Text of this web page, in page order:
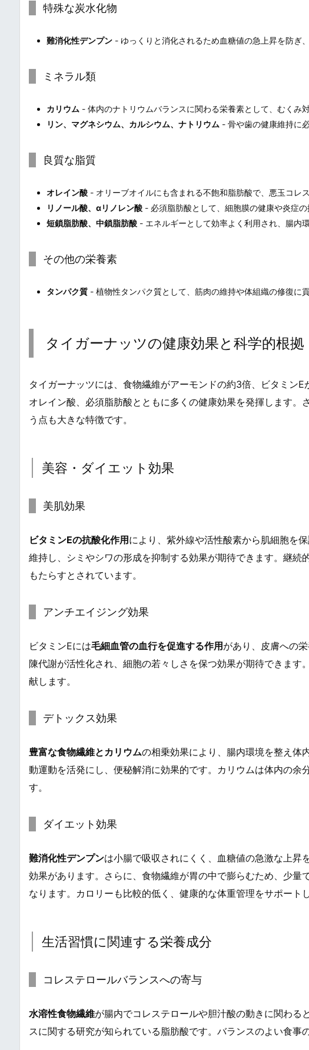
特殊な炭水化物
難消化性デンプン - ゆっくりと消化されるため血糖値の急上昇を防ぎ
ミネラル類
カリウム - 体内のナトリウムバランスに関わる栄養素として、むくみ
リン、マグネシウム、カルシウム、ナトリウム - 骨や歯の健康維持に
良質な脂質
オレイン酸 - オリーブオイルにも含まれる不飽和脂肪酸で、悪玉コレ
リノール酸、αリノレン酸 - 必須脂肪酸として、細胞膜の健康や炎症
短鎖脂肪酸、中鎖脂肪酸 - エネルギーとして効率よく利用され、腸内
その他の栄養素
タンパク質 - 植物性タンパク質として、筋肉の維持や体組織の修復に
タイガーナッツの健康効果と科学的根拠
タイガーナッツには、食物繊維がアーモンドの約3倍、ビタミン
オレイン酸、必須脂肪酸とともに多くの健康効果を発揮します
う点も大きな特徴です。
美容・ダイエット効果
美肌効果
ビタミンEの抗酸化作用 により、紫外線や活性酸素から肌細胞を
維持し、シミやシワの形成を抑制する効果が期待できます。継
もたらすとされています。
アンチエイジング効果
ビタミンEには毛細血管の血行を促進する作用 があり、皮膚への
陳代謝が活性化され、細胞の若々しさを保つ効果が期待できま
献します。
デトックス効果
豊富な食物繊維とカリウムの相乗効果により、腸内環境を整え体
動運動を活発にし、便秘解消に効果的です。カリウムは体内の余
す。
ダイエット効果
難消化性デンプンは小腸で吸収されにくく、血糖値の急激な上昇
効果があります。さらに、食物繊維が胃の中で膨らむため、少
なります。カロリーも比較的低く、健康的な体重管理をサポートし
生活習慣に関連する栄養成分
コレステロールバランスへの寄与
水溶性食物繊維が腸内でコレステロールや胆汁酸の動きに関わる
スに関する研究が知られている脂肪酸です。バランスのよい食事